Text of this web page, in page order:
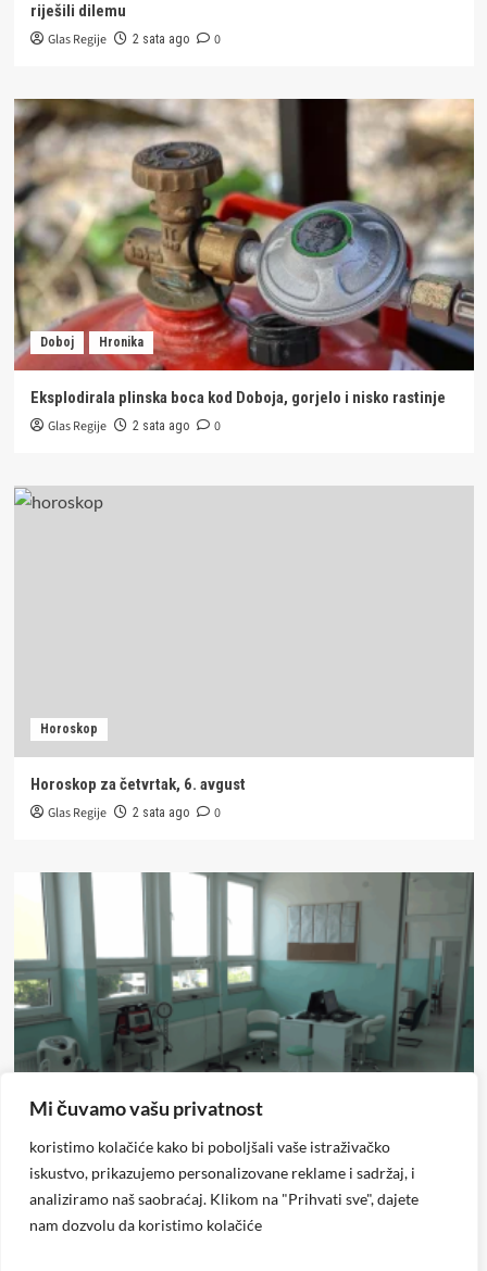
Mi čuvamo vašu privatnost
koristimo kolačiće kako bi poboljšali vaše istraživačko
iskustvo, prikazujemo personalizovane reklame i sadržaj, i
analiziramo naš saobraćaj. Klikom na "Prihvati sve", dajete
nam dozvolu da koristimo kolačiće
riješili dilemu
Glas Regije 2 sata ago 0
Doboj Hronika
Eksplodirala plinska boca kod Doboja, gorjelo i nisko rastinje
Glas Regije 2 sata ago 0
Horoskop
Horoskop za četvrtak, 6. avgust
Glas Regije 2 sata ago 0
Derventa Društvo
Dom zdravlja dobio novu prostoriju Službe hitne pomoći u
Derventi (FOTO/VIDEO)
Glas Regije 12 sati ago 0